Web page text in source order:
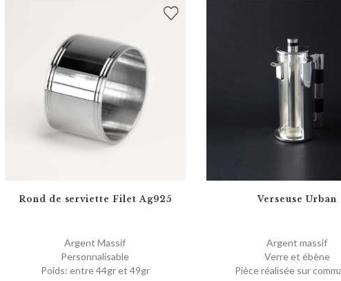
Rond de serviette Filet Ag925
Argent Massif
Personnalisable
Poids: entre 44gr et 49gr
Verseuse Urban
Argent massif
Verre et ébène
Pièce réalisée sur